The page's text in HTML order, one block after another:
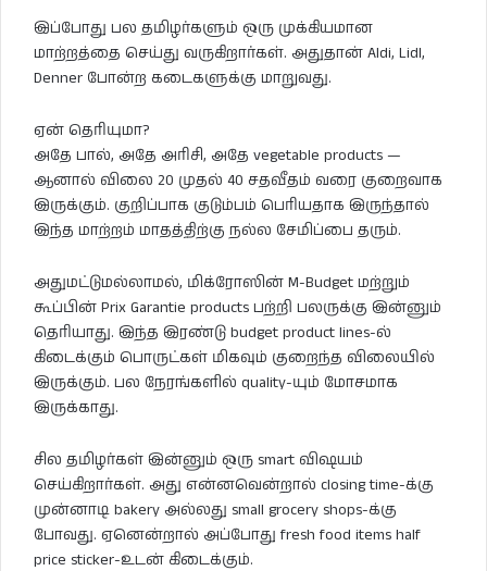
இப்போது பல தமிழர்களும் ஒரு முக்கியமான
மாற்றத்தை செய்து வருகிறார்கள். அதுதான் Aldi, Lidl,
Denner போன்ற கடைகளுக்கு மாறுவது.
ஏன் தெரியுமா?
அதே பால், அதே அரிசி, அதே vegetable products —
ஆனால் விலை 20 முதல் 40 சதவீதம் வரை குறைவாக
இருக்கும். குறிப்பாக குடும்பம் பெரியதாக இருந்தால்
இந்த மாற்றம் மாதத்திற்கு நல்ல சேமிப்பை தரும்.
அதுமட்டுமல்லாமல், மிக்ரோஸின் M-Budget மற்றும்
கூப்பின் Prix Garantie products பற்றி பலருக்கு இன்னும்
தெரியாது. இந்த இரண்டு budget product lines-ல்
கிடைக்கும் பொருட்கள் மிகவும் குறைந்த விலையில்
இருக்கும். பல நேரங்களில் quality-யும் மோசமாக
இருக்காது.
சில தமிழர்கள் இன்னும் ஒரு smart விஷயம்
செய்கிறார்கள். அது என்னவென்றால் closing time-க்கு
முன்னாடி bakery அல்லது small grocery shops-க்கு
போவது. ஏனென்றால் அப்போது fresh food items half
price sticker-உடன் கிடைக்கும்.